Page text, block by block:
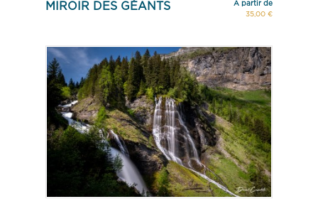
MIROIR DES GÉANTS
À partir de
35,00 €